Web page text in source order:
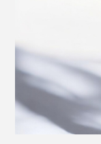
グラスの種類は
飲みやすさに
りにくさにもひ